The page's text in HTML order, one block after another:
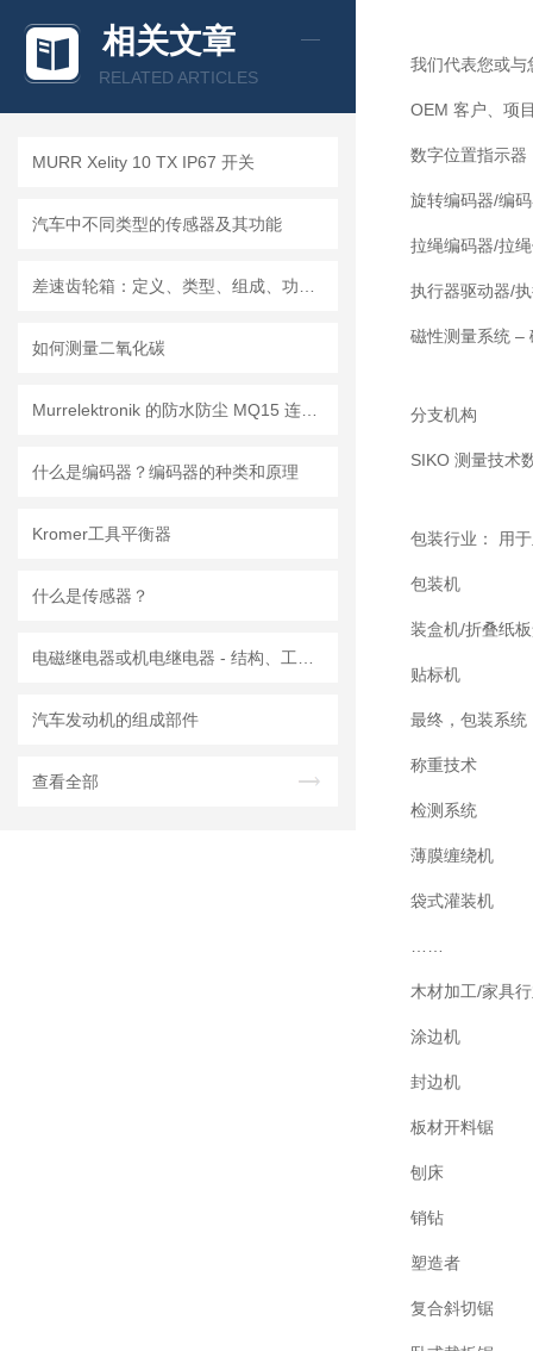
相关文章
RELATED ARTICLES
MURR Xelity 10 TX IP67 开关
汽车中不同类型的传感器及其功能
如何测量二氧化碳
什么是编码器？编码器的种类和原理
Kromer工具平衡器
什么是传感器？
汽车发动机的组成部件
查看全部
我们代表您或与
OEM 客户、项
数字位置指示器
旋转编码器/编
拉绳编码器/拉
执行器驱动器/
磁性测量系统 –
分支机构
SIKO 测量技术
包装行业： 用
包装机
装盒机/折叠纸
贴标机
最终，包装系统
称重技术
检测系统
薄膜缠绕机
袋式灌装机
木材加工/家具
涂边机
封边机
板材开料锯
刨床
销钻
塑造者
复合斜切锯